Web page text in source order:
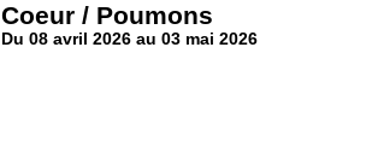
Coeur / Poumons
Du 08 avril 2026 au 03 mai 2026